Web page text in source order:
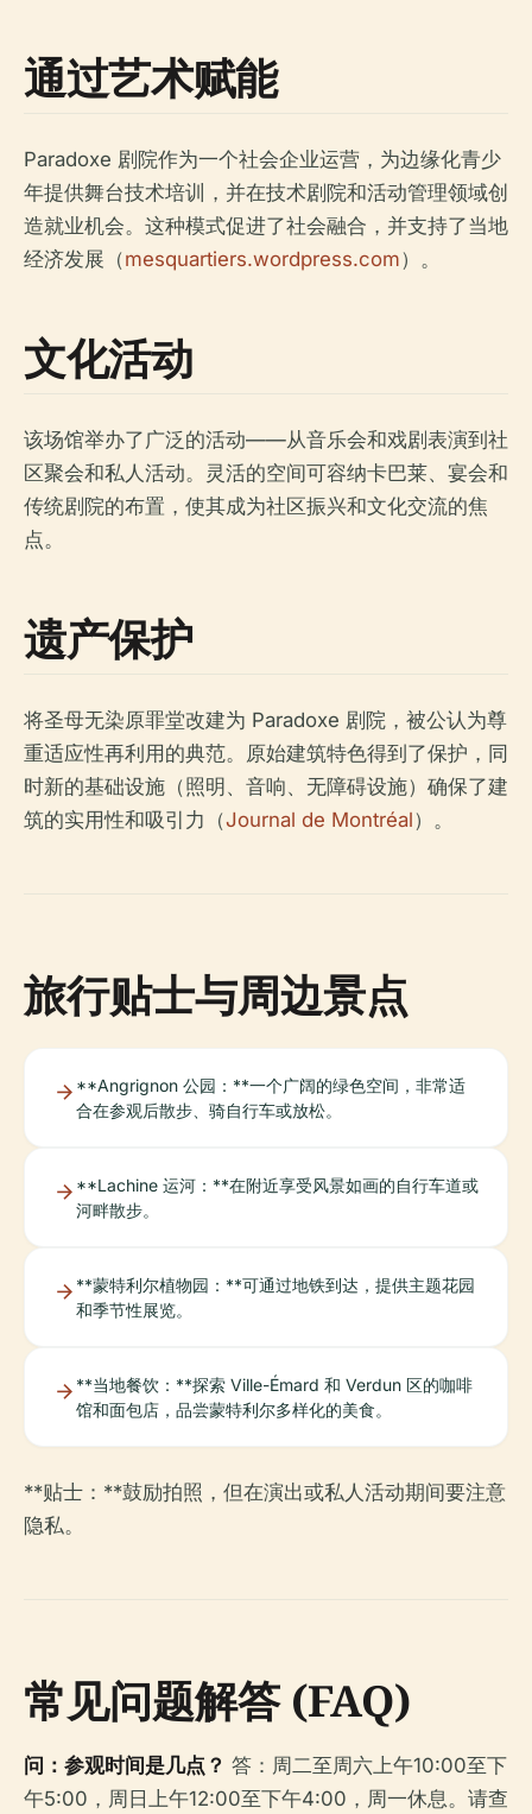
通过艺术赋能
Paradoxe 剧院作为一个社会企业运营，为边缘化青少
年提供舞台技术培训，并在技术剧院和活动管理领域创
造就业机会。这种模式促进了社会融合，并支持了当地
经济发展（mesquartiers.wordpress.com）。
文化活动
该场馆举办了广泛的活动——从音乐会和戏剧表演到社
区聚会和私人活动。灵活的空间可容纳卡巴莱、宴会和
传统剧院的布置，使其成为社区振兴和文化交流的焦
点。
遗产保护
将圣母无染原罪堂改建为 Paradoxe 剧院，被公认为尊
重适应性再利用的典范。原始建筑特色得到了保护，同
时新的基础设施（照明、音响、无障碍设施）确保了建
筑的实用性和吸引力（Journal de Montréal）。
旅行贴士与周边景点
**Angrignon 公园：**一个广阔的绿色空间，非常适
合在参观后散步、骑自行车或放松。
**Lachine 运河：**在附近享受风景如画的自行车道或
河畔散步。
**蒙特利尔植物园：**可通过地铁到达，提供主题花园
和季节性展览。
**当地餐饮：**探索 Ville-Émard 和 Verdun 区的咖啡
馆和面包店，品尝蒙特利尔多样化的美食。
**贴士：**鼓励拍照，但在演出或私人活动期间要注意
隐私。
常见问题解答 (FAQ)
问：参观时间是几点？ 答：周二至周六上午10:00至下
午5:00，周日上午12:00至下午4:00，周一休息。请查